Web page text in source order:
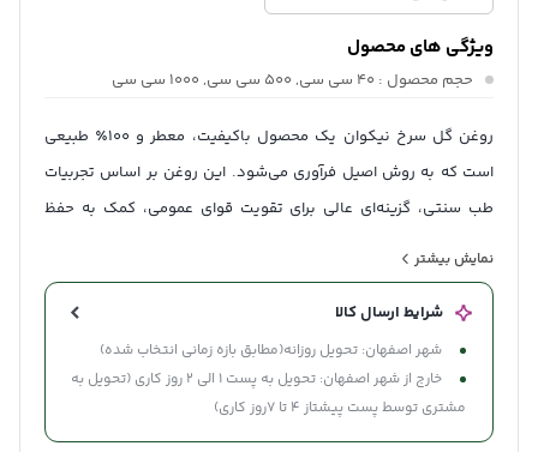
ویژگی های محصول
حجم محصول : 40 سی سی, 500 سی سی, 1000 سی سی
روغن گل سرخ نیکوان یک محصول باکیفیت، معطر و ۱۰۰٪ طبیعی
است که به روش اصیل فرآوری می‌شود. این روغن بر اساس تجربیات
طب سنتی، گزینه‌ای عالی برای تقویت قوای عمومی، کمک به حفظ
جوش‌های پوستی پس از اصلاح به شمار می‌رود.
نمایش بیشتر
شرایط ارسال کالا
شهر اصفهان: تحویل روزانه(مطابق بازه زمانی انتخاب شده)
خارج از شهر اصفهان: تحویل به پست 1 الی 2 روز کاری (تحویل به
مشتری توسط پست پیشتاز 4 تا 7روز کاری)